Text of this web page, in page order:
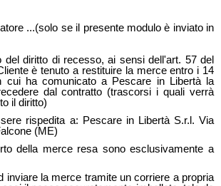
...(solo se il presente modulo è inviato in
del diritto di recesso, ai sensi dell'art. 57 del
è tenuto a restituire la merce entro i 14
cui ha comunicato a Pescare in Libertà la
dal contratto (trascorsi i quali verrà
il diritto)
rispedita a: Pescare in Libertà S.r.l. Via
(ME)
della merce resa sono esclusivamente a
inviare la merce tramite un corriere a propria